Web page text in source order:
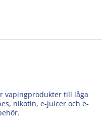
vapingprodukter till låga
nikotin, e-juicer och e-